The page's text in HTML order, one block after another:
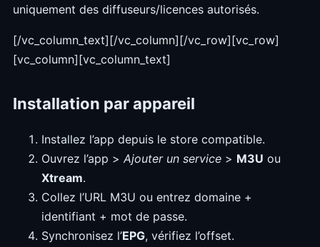
uniquement des diffuseurs/licences autorisés.
[/vc_column_text][/vc_column][/vc_row][vc_row]
[vc_column][vc_column_text]
Installation par appareil
Installez l’app depuis le store compatible.
Ouvrez l’app > Ajouter un service > M3U ou
Xtream.
Collez l’URL M3U ou entrez domaine +
identifiant + mot de passe.
Synchronisez l’EPG, vérifiez l’offset.